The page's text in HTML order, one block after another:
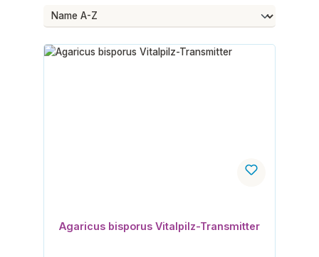
Agaricus bisporus Vitalpilz-Transmitter